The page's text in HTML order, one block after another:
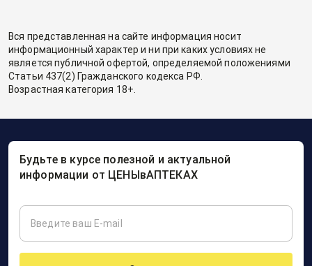
Вся представленная на сайте информация носит
информационный характер и ни при каких условиях не
является публичной офертой, определяемой положениями
Статьи 437(2) Гражданского кодекса РФ.
Возрастная категория 18+.
Будьте в курсе полезной и актуальной
информации от ЦЕНЫвАПТЕКАХ